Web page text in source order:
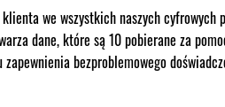
we wszystkich naszych
dane, które są 10 pobierane za
bezproblemowego